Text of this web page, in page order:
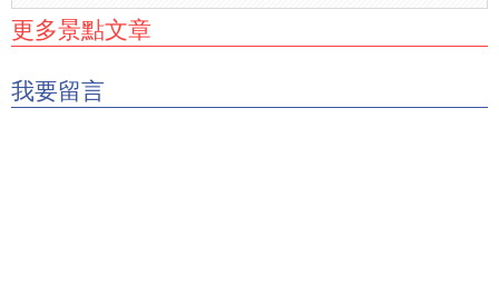
更多景點文章
我要留言